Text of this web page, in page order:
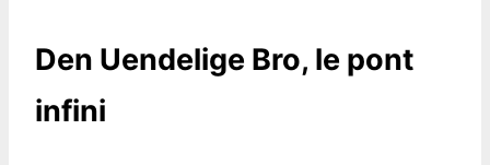
Den Uendelige Bro, le pont
infini